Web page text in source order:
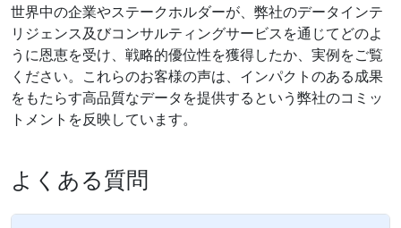
世界中の企業やステークホルダーが、弊社のデータインテ
リジェンス及びコンサルティングサービスを通じてどのよ
うに恩恵を受け、戦略的優位性を獲得したか、実例をご覧
ください。これらのお客様の声は、インパクトのある成果
をもたらす高品質なデータを提供するという弊社のコミッ
トメントを反映しています。
よくある質問